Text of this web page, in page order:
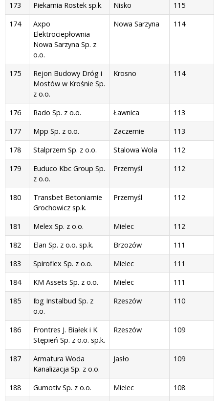
173
Piekarnia Rostek sp.k. Nisko
115
174
Axpo
Elektrociepłownia
Nowa Sarzyna Sp. z
o.o.
Nowa Sarzyna 114
175
Rejon Budowy Dróg i
Mostów w Krośnie Sp.
z o.o.
Krosno 114
176 Rado Sp. z o.o. Ławnica
113
177
Mpp Sp. z o.o. Zaczernie
113
178
Stalprzem Sp. z o.o. Stalowa Wola
112
179
Euduco Kbc Group Sp.
z o.o.
Przemyśl 112
180
Transbet Betoniarnie
Grochowicz sp.k.
Przemyśl 112
181 Melex Sp. z o.o. Mielec
112
182
Elan Sp. z o.o. sp.k. Brzozów
111
183
Spiroflex Sp. z o.o. Mielec
111
184
KM Assets Sp. z o.o. Mielec
111
185
Ibg Instalbud Sp. z
o.o.
Rzeszów 110
186
Frontres J. Białek i K.
Stępień Sp. z o.o. sp.k.
Rzeszów 109
187
Armatura Woda
Kanalizacja Sp. z o.o.
Jasło 109
188 Gumotiv Sp. z o.o. Mielec
108